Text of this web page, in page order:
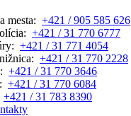
mesta: +421 / 905 585 626
+421 / 31 770 6777
+421 / 31 771 4054
+421 / 31 770 2228
+421 / 31 770 3646
+421 / 31 770 6084
+421 / 31 783 8390